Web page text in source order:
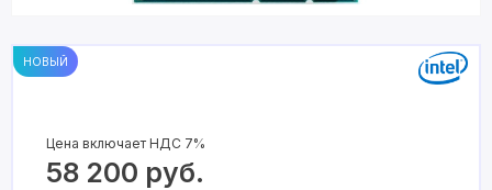
НОВЫЙ
Цена включает НДС 7%
58 200 руб.